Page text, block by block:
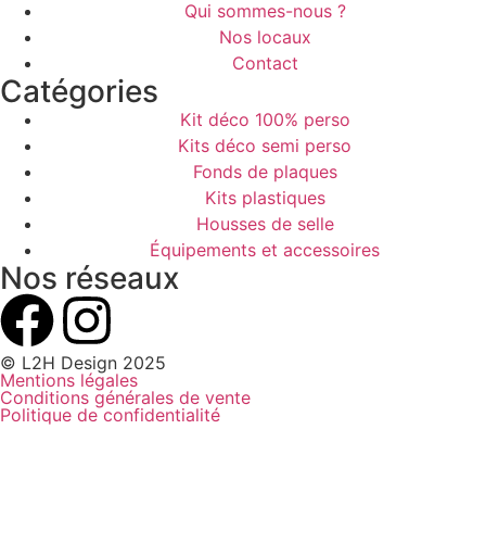
Qui sommes-nous ?
Nos locaux
Contact
Catégories
Kit déco 100% perso
Kits déco semi perso
Fonds de plaques
Kits plastiques
Housses de selle
Équipements et accessoires
Nos réseaux
© L2H Design 2025
Mentions légales
Conditions générales de vente
Politique de confidentialité